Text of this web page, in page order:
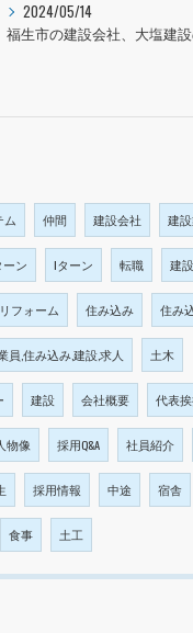
2024/05/14
福生市の建設会社、大塩建
ム 仲間 建設会社 建
ーン Iターン 転職 建
リフォーム 住み込み 住み
員,住み込み,建設,求人 土木
建設 会社概要 代表
物像 採用Q&A 社員紹介
採用情報 中途 宿舎
食事 土工